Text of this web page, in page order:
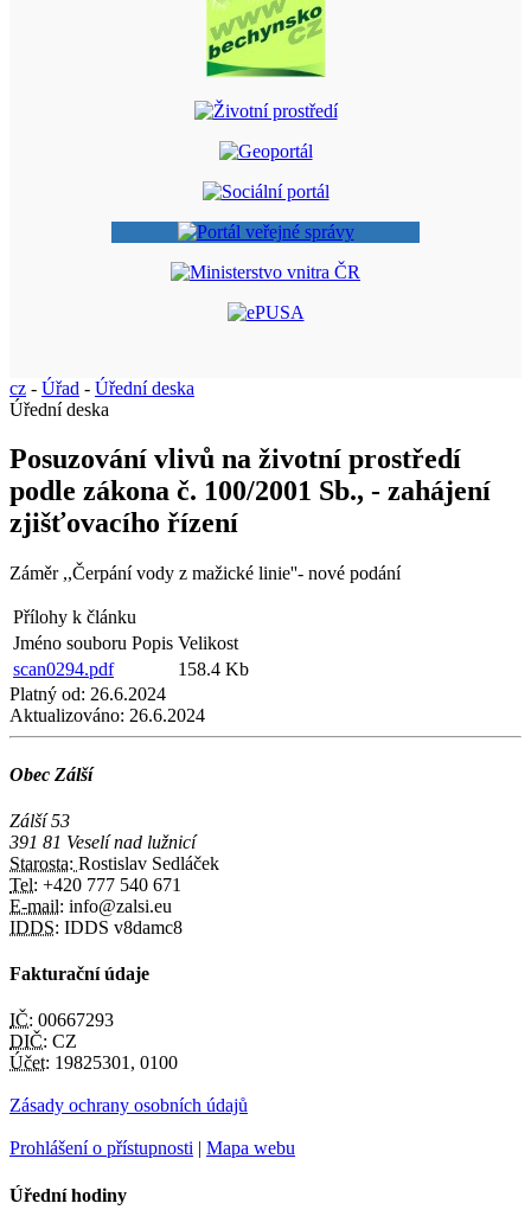
cz - Úřad - Úřední deska
Úřední deska
Posuzování vlivů na životní prostředí
podle zákona č. 100/2001 Sb., - zahájení
zjišťovacího řízení
Záměr ,,Čerpání vody z mažické linie''- nové podání
Přílohy k článku
Jméno souboru Popis Velikost
scan0294.pdf
158.4 Kb
Platný od: 26.6.2024
Aktualizováno: 26.6.2024
Obec Zálší
Zálší 53
391 81 Veselí nad lužnicí
Starosta: Rostislav Sedláček
Tel: +420 777 540 671
E-mail: info@zalsi.eu
IDDS: IDDS v8damc8
Fakturační údaje
IČ: 00667293
DIČ: CZ
Účet: 19825301, 0100
Zásady ochrany osobních údajů
Prohlášení o přístupnosti | Mapa webu
Úřední hodiny